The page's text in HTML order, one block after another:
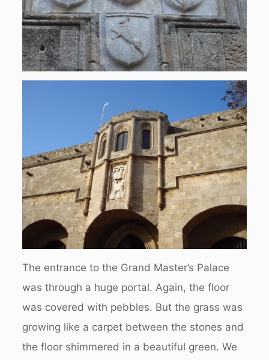
The entrance to the Grand Master’s Palace
was through a huge portal. Again, the floor
was covered with pebbles. But the grass was
growing like a carpet between the stones and
the floor shimmered in a beautiful green. We